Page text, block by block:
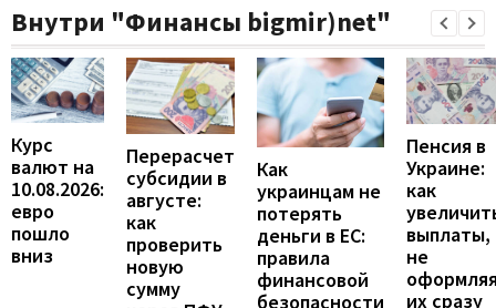
Внутри "Финансы bigmir)net"
Курс
валют на
10.08.2026:
евро
пошло
вниз
Перерасчет
субсидии в
августе:
как
проверить
новую
сумму
Как
украинцам не
потерять
деньги в ЕС:
правила
финансовой
безопасности
Пенсия в
Украине:
как
выплаты,
не
их сразу